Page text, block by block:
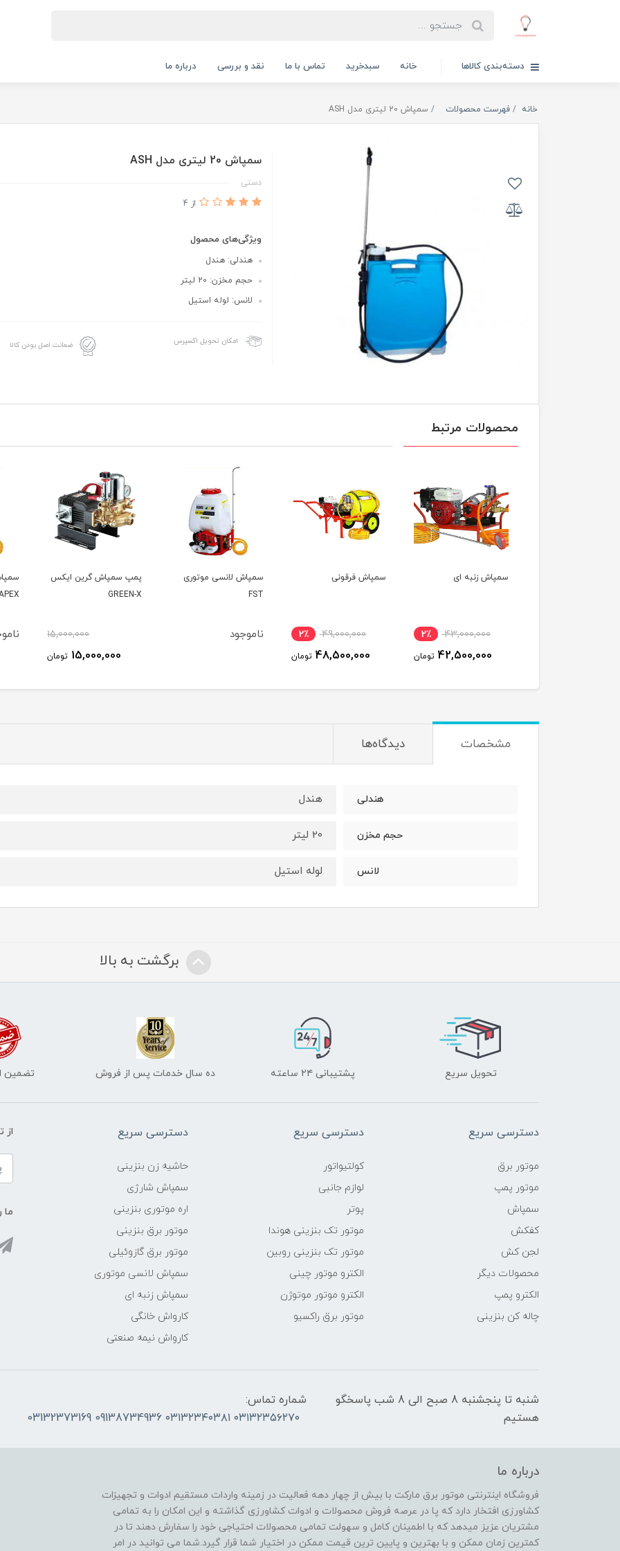
دسته‌بندی کالاها خانه سبدخرید تماس با ما نقد و بررسی درباره ما
خانه فهرست محصولات سمپاش 20 لیتری مدل ASH
سمپاش 20 لیتری مدل ASH
دستی
از 4
ویژگی‌های محصول
هندلی: هندل
حجم مخزن: 20 لیتر
لانس: لوله استیل
امکان تحویل اکسپرس ضمانت اصل بودن کالا
محصولات مرتبط
سمپاش فرقونی
49,000,000 2٪
48,500,000 تومان
سمپاش لانسی موتوری
ناموجود
پمپ سمپاش گرین ایکس
GREEN-X
سمپاش لانسی موتوری
APEX
سمپاش
مشخصات دیدگاه‌ها
هندلی هندل
حجم مخزن 20 لیتر
لانس لوله استیل
برگشت به بالا
تحویل سریع پشتیبانی ۲۴ ساعته ده سال خدمات پس از فروش تضمین
دسترسی سریع
موتور برق
موتور پمپ
سمپاش
کفکش
لجن کش
محصولات دیگر
الکترو پمپ
چاله کن بنزینی
دسترسی سریع
کولتیواتور
لوازم جانبی
پوتر
موتور تک بنزینی هوندا
موتور تک بنزینی روبین
الکترو موتور چینی
الکترو موتور موتوژن
موتور برق راکسیو
دسترسی سریع
حاشیه زن بنزینی
سمپاش شارژی
اره موتوری بنزینی
موتور برق بنزینی
موتور برق گازوئیلی
سمپاش لانسی موتوری
سمپاش زنبه ای
کارواش خانگی
کارواش نیمه صنعتی
از
ما
شنبه تا پنجشنبه 8 صبح الی 8 شب پاسخگو
هستیم
شماره تماس:
۰۳۱۳۲۳۵۶۲۷۰ ۰۳۱۳۲۳۴۰۳۸۱ 09138734936 03132373169
درباره ما
فروشگاه اینترنتی موتور برق مارکت با بیش از چهار دهه فعالیت در زمینه واردات مستقیم ادوات و تجهیزات
کشاورزی افتخار دارد که پا در عرصه فروش محصولات و ادوات کشاورزی گذاشته و این امکان را به تمامی
مشتریان عزیز میدهد که با اطمینان کامل و سهولت تمامی محصولات احتیاجی خود را سفارش دهند تا در
کمترین زمان ممکن و با بهترین و پایین ترین قیمت ممکن در اختیار شما قرار گیرد.شما می توانید در امر